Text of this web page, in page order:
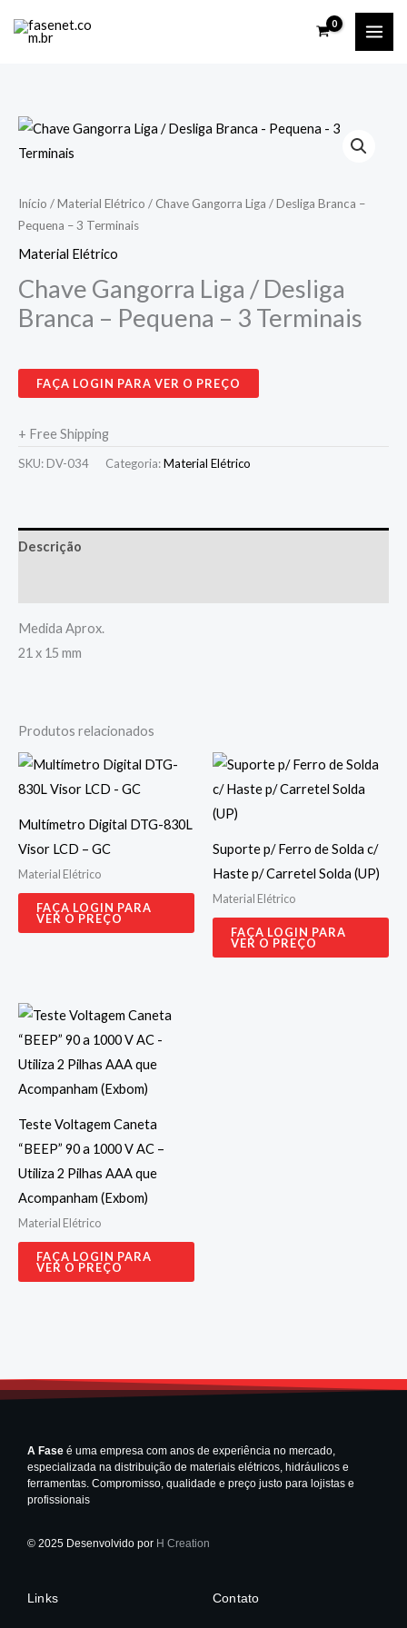
para
Início /Material Elétrico / Chave Gangorra Liga / Desliga Branca –
Pequena – 3 Terminais
Material Elétrico
Chave Gangorra Liga / Desliga
Branca – Pequena – 3 Terminais
FAÇA LOGIN PARA VER O PREÇO
+ Free Shipping
SKU: DV-034 Categoria:Material Elétrico
Descrição
Medida Aprox.
21 x 15 mm
Produtos relacionados
Multímetro Digital DTG-830L
Visor LCD – GC
Material Elétrico
FAÇA LOGIN PARA
VER O PREÇO
Suporte p/ Ferro de Solda c/
Haste p/ Carretel Solda (UP)
Material Elétrico
FAÇA LOGIN PARA
VER O PREÇO
Teste Voltagem Caneta
“BEEP” 90 a 1000 V AC –
Utiliza 2 Pilhas AAA que
Acompanham (Exbom)
Material Elétrico
FAÇA LOGIN PARA
VER O PREÇO
A Fase é uma empresa com anos de experiência no mercado,
especializada na distribuição de materiais elétricos, hidráulicos e
ferramentas. Compromisso, qualidade e preço justo para lojistas e
profissionais
© 2025 Desenvolvido por H Creation
Links Contato